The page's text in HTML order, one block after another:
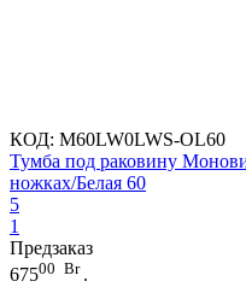
КОД: M60LW0LWS-OL60
Тумба под раковину
ножках/Белая 60
5
1
Предзаказ
67500 Br .